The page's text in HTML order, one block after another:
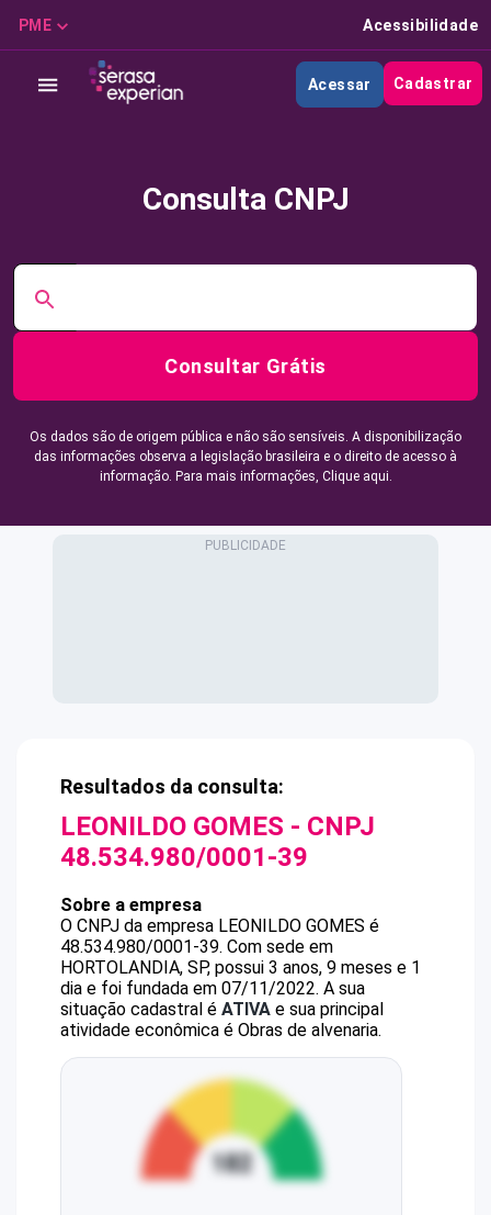
PME Acessibilidade
Acessar Cadastrar
Consulta CNPJ
Consultar Grátis
Os dados são de origem pública e não são sensíveis. A disponibilização
das informações observa a legislação brasileira e o direito de acesso à
informação. Para mais informações, Clique aqui.
Resultados da consulta:
LEONILDO GOMES - CNPJ
48.534.980/0001-39
Sobre a empresa
O CNPJ da empresa LEONILDO GOMES é
48.534.980/0001-39. Com sede em
HORTOLANDIA, SP, possui 3 anos, 9 meses e 1
dia e foi fundada em 07/11/2022. A sua
situação cadastral é ATIVA e sua principal
atividade econômica é Obras de alvenaria.